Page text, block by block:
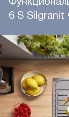
6 S Silgranit